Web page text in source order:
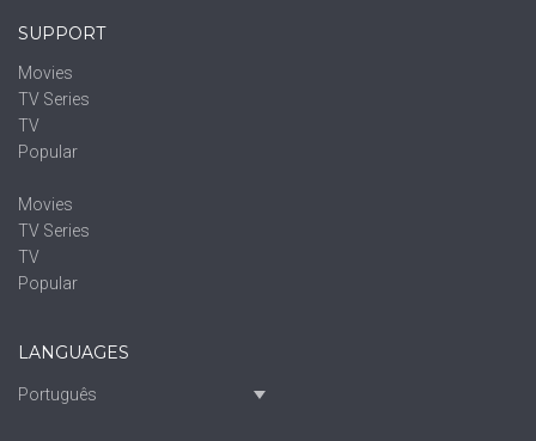
SUPPORT
Movies
TV Series
TV
Popular
Movies
TV Series
TV
Popular
LANGUAGES
Português